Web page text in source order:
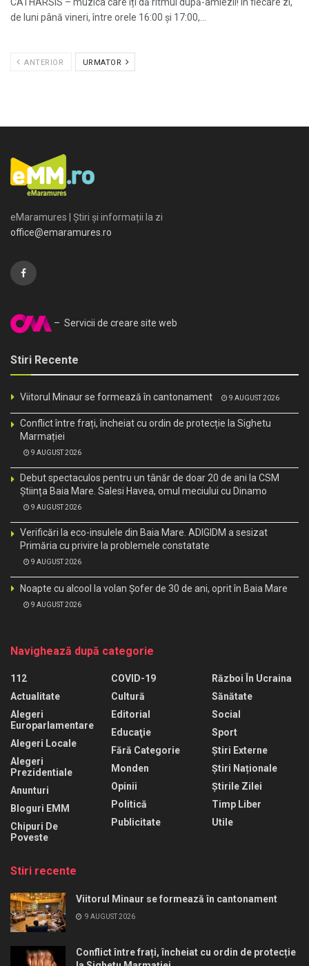
de luni până vineri, între orele 16:00 și 17:00,...
ANTERIOR URMATOR
eMaramures | Știri și informații la zi
office@emaramures.ro
– Servicii de creare site web
Stiri Recente
Viitorul Minaur se formează în cantonament 9 AUGUST 2026
Conflict între frați, încheiat cu ordin de protecție la Sighetu
Marmației
9 AUGUST 2026
Debut spectaculos pentru un tânăr de doar 20 de ani la CSM
Știința Baia Mare. Salesi Havea, omul meciului cu Dinamo
9 AUGUST 2026
Verificări la eco-insulele din Baia Mare. ADIGIDM a sesizat
Primăria cu privire la problemele constatate
9 AUGUST 2026
Noapte cu alcool la volan Șofer de 30 de ani, oprit în Baia Mare
9 AUGUST 2026
Navighează după categorie
112
Actualitate
Alegeri
Europarlamentare
Alegeri Locale
Alegeri
Prezidentiale
Anunturi
Bloguri EMM
Chipuri De
Poveste
COVID-19
Cultură
Editorial
Educaţie
Fără Categorie
Monden
Opinii
Politică
Publicitate
Război În Ucraina
Sănătate
Social
Sport
Știri Externe
Știri Naționale
Știrile Zilei
Timp Liber
Utile
Stiri recente
Viitorul Minaur se formează în cantonament
9 AUGUST 2026
Conflict între frați, încheiat cu ordin de protecție